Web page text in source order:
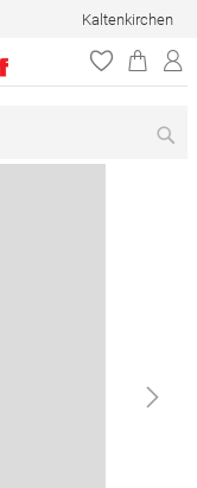
Kaltenkirchen